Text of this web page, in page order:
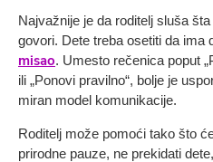
Najvažnije je da roditelj sluša
govori. Dete treba osetiti da ima
misao. Umesto rečenica poput
ili „Ponovi pravilno“, bolje je
miran model komunikacije.
Roditelj može pomoći tako što
prirodne pauze, ne prekidati